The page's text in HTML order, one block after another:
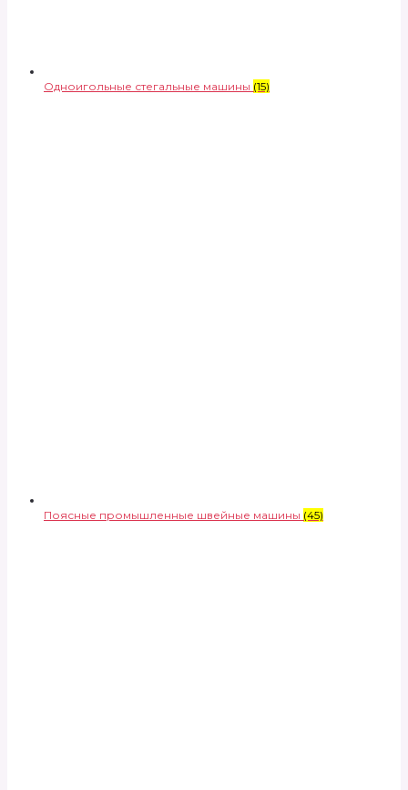
Одноигольные стегальные машины (15)
Поясные промышленные швейные машины (45)